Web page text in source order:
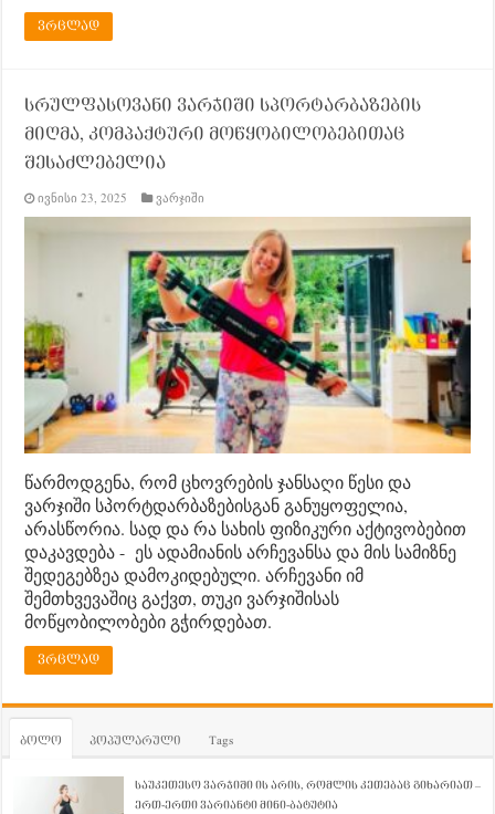
ვრცლად
სრულფასოვანი ვარჯიში სპორტარბაზების
მიღმა, კომპაქტური მოწყობილობებითაც
შესაძლებელია
ივნისი 23, 2025 ვარჯიში
წარმოდგენა, რომ ცხოვრების ჯანსაღი წესი და
ვარჯიში სპორტდარბაზებისგან განუყოფელია,
არასწორია. სად და რა სახის ფიზიკური აქტივობებით
დაკავდება - ეს ადამიანის არჩევანსა და მის სამიზნე
შედეგებზეა დამოკიდებული. არჩევანი იმ
შემთხვევაშიც გაქვთ, თუკი ვარჯიშისას
მოწყობილობები გჭირდებათ.
ვრცლად
ბოლო პოპულარული Tags
საუკეთესო ვარჯიში ის არის, რომლის კეთებაც გიხარიათ –
ერთ-ერთი ვარიანტი მინი-ბატუტია